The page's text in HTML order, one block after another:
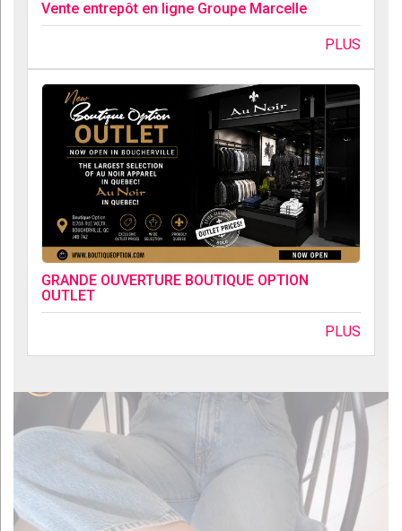
Vente entrepôt en ligne Groupe Marcelle
PLUS
GRANDE OUVERTURE BOUTIQUE OPTION
OUTLET
PLUS